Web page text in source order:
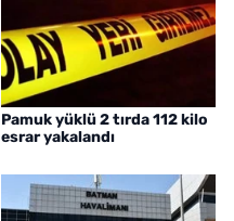
Pamuk yüklü 2 tırda 112 kilo
esrar yakalandı